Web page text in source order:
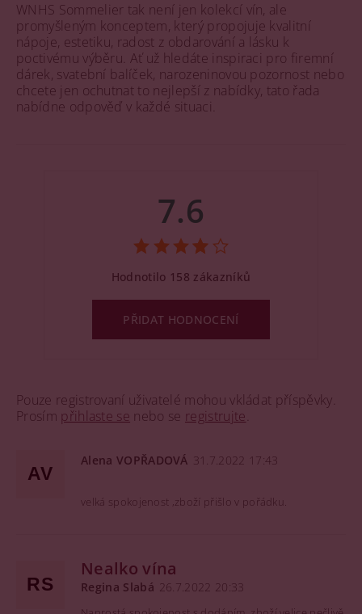
WNHS Sommelier tak není jen kolekcí vín, ale
promyšleným konceptem, který propojuje kvalitní
nápoje, estetiku, radost z obdarování a lásku k
poctivému výběru. Ať už hledáte inspiraci pro firemní
dárek, svatební balíček, narozeninovou pozornost nebo
chcete jen ochutnat to nejlepší z nabídky, tato řada
nabídne odpověď v každé situaci.
Pouze registrovaní uživatelé mohou vkládat příspěvky.
Prosím přihlaste se nebo se registrujte
AV
Alena VOPŘADOVÁ 31.7.2022 17:43
velká spokojenost ,zboží přišlo v pořádku.
RS
Nealko vína
Regina Slabá 26.7.2022 20:33
7.6
Hodnotilo 158 zákazníků
PŘIDAT HODNOCENÍ